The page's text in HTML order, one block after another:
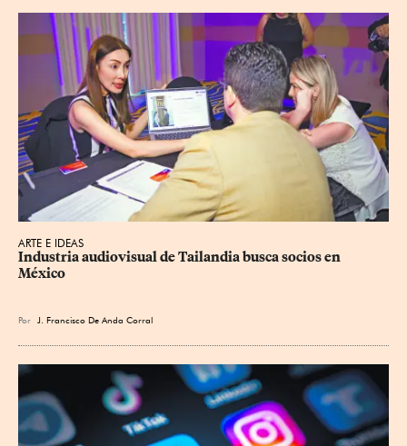
ARTE E IDEAS
Industria audiovisual de Tailandia busca socios en
México
Por J. Francisco De Anda Corral